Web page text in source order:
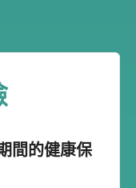
間的健康保